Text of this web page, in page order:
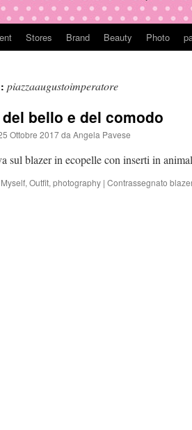
Stores Brand Beauty Photo
piazzaaugustoimperatore
bello e del comodo
Ottobre 2017da Angela Pavese
sul blazer in ecopelle con inserti in
Myself, Outfit, photography | Contrassegnato